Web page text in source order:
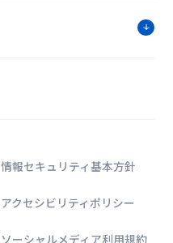
情報セキュリティ基本方針
アクセシビリティポリシー
ソーシャルメディア利用規約